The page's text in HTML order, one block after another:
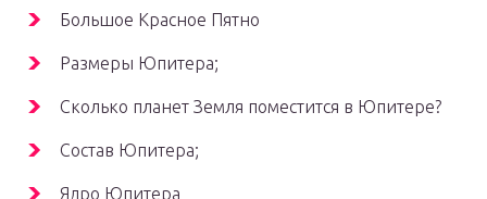
Большое Красное Пятно
Размеры Юпитера;
Сколько планет Земля поместится в Юпитере?
Состав Юпитера;
Ядро Юпитера